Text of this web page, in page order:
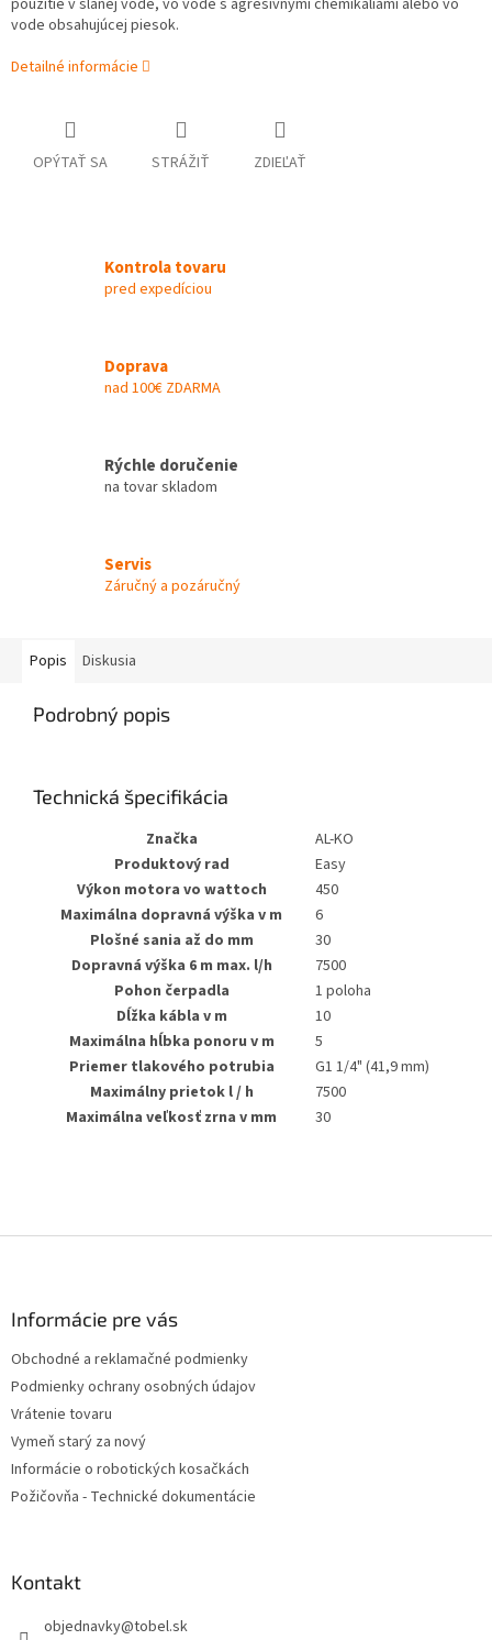
použitie v slanej vode, vo vode s agresívnymi chemikáliami alebo vo
vode obsahujúcej piesok.
Detailné informácie
OPÝTAŤ SA STRÁŽIŤ ZDIEĽAŤ
Kontrola tovaru
pred expedíciou
Doprava
nad 100€ ZDARMA
Rýchle doručenie
na tovar skladom
Servis
Záručný a pozáručný
Popis Diskusia
Podrobný popis
Technická špecifikácia
Značka
AL-KO
Produktový rad
Easy
Výkon motora vo wattoch
450
Maximálna dopravná výška v m
6
Plošné sania až do mm
30
Dopravná výška 6 m max. l/h
7500
Pohon čerpadla
1 poloha
Dĺžka kábla v m
10
Maximálna hĺbka ponoru v m
5
Priemer tlakového potrubia
G1 1/4" (41,9 mm)
Maximálny prietok l / h
7500
Maximálna veľkosť zrna v mm
30
Informácie pre vás
Obchodné a reklamačné podmienky
Podmienky ochrany osobných údajov
Vrátenie tovaru
Vymeň starý za nový
Informácie o robotických kosačkách
Požičovňa - Technické dokumentácie
Kontakt
objednavky@tobel.sk